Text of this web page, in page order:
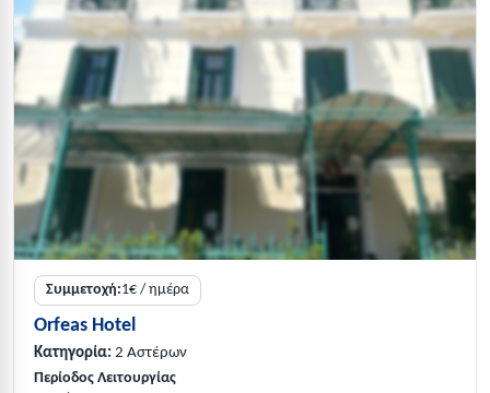
Συμμετοχή:1€ / ημέρα
Orfeas Hotel
Κατηγορία: 2 Αστέρων
Περίοδος Λειτουργίας